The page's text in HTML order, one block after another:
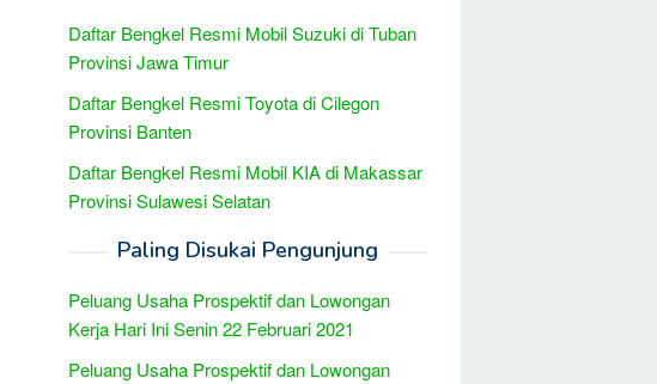
Daftar Bengkel Resmi Mobil Suzuki di Tuban
Provinsi Jawa Timur
Daftar Bengkel Resmi Toyota di Cilegon
Provinsi Banten
Daftar Bengkel Resmi Mobil KIA di Makassar
Provinsi Sulawesi Selatan
Paling Disukai Pengunjung
Peluang Usaha Prospektif dan Lowongan
Kerja Hari Ini Senin 22 Februari 2021
Peluang Usaha Prospektif dan Lowongan